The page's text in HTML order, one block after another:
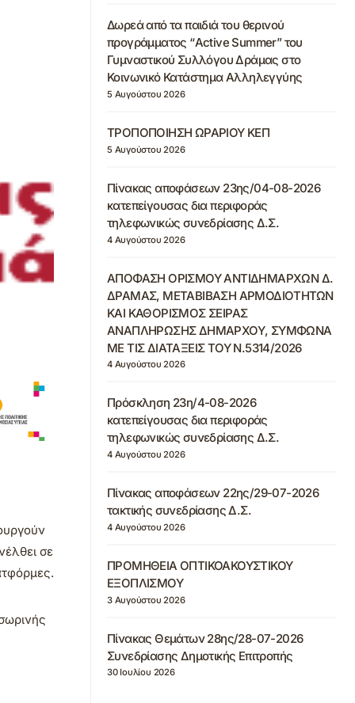
σε
Δωρεά από τα παιδιά του θερινού
προγράμματος “Active Summer” του
Γυμναστικού Συλλόγου Δράμας στο
Κοινωνικό Κατάστημα Αλληλεγγύης
5 Αυγούστου 2026
ΤΡΟΠΟΠΟΙΗΣΗ ΩΡΑΡΙΟΥ ΚΕΠ
5 Αυγούστου 2026
Πίνακας αποφάσεων 23ης/04-08-2026
κατεπείγουσας δια περιφοράς
τηλεφωνικώς συνεδρίασης Δ.Σ.
4 Αυγούστου 2026
ΑΠΟΦΑΣΗ ΟΡΙΣΜΟΥ ΑΝΤΙΔΗΜΑΡΧΩΝ Δ.
ΔΡΑΜΑΣ, ΜΕΤΑΒΙΒΑΣΗ ΑΡΜΟΔΙΟΤΗΤΩΝ
ΚΑΙ ΚΑΘΟΡΙΣΜΟΣ ΣΕΙΡΑΣ
ΑΝΑΠΛΗΡΩΣΗΣ ΔΗΜΑΡΧΟΥ, ΣΥΜΦΩΝΑ
ΜΕ ΤΙΣ ΔΙΑΤΑΞΕΙΣ ΤΟΥ Ν.5314/2026
4 Αυγούστου 2026
Πρόσκληση 23η/4-08-2026
κατεπείγουσας δια περιφοράς
τηλεφωνικώς συνεδρίασης Δ.Σ.
4 Αυγούστου 2026
Πίνακας αποφάσεων 22ης/29-07-2026
τακτικής συνεδρίασης Δ.Σ.
4 Αυγούστου 2026
ΠΡΟΜΗΘΕΙΑ ΟΠΤΙΚΟΑΚΟΥΣΤΙΚΟΥ
ΕΞΟΠΛΙΣΜΟΥ
3 Αυγούστου 2026
Πίνακας Θεμάτων 28ης/28-07-2026
Συνεδρίασης Δημοτικής Επιτροπής
30 Ιουλίου 2026